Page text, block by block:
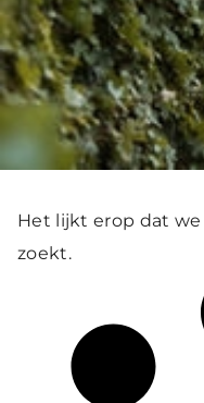
Het lijkt erop dat
zoekt.